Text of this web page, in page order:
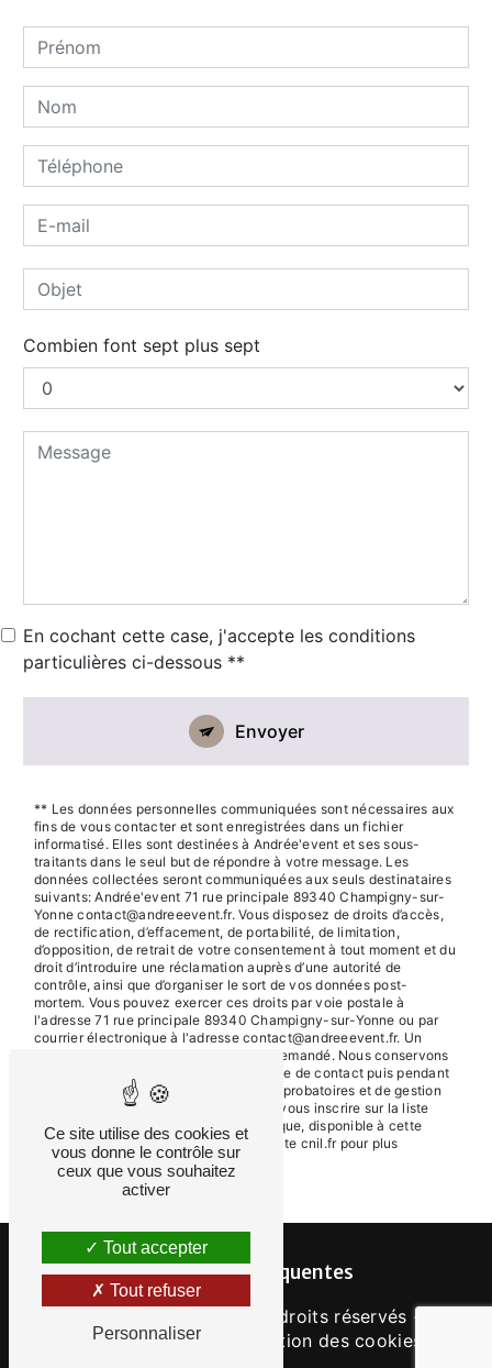
Combien font sept plus sept
En cochant cette case, j'accepte les conditions
particulières ci-dessous **
Envoyer
** Les données personnelles communiquées sont nécessaires aux
fins de vous contacter et sont enregistrées dans un fichier
informatisé. Elles sont destinées à Andrée'event et ses sous-
traitants dans le seul but de répondre à votre message. Les
données collectées seront communiquées aux seuls destinataires
suivants: Andrée'event 71 rue principale 89340 Champigny-sur-
Yonne contact@andreeevent.fr. Vous disposez de droits d’accès,
de rectification, d’effacement, de portabilité, de limitation,
d’opposition, de retrait de votre consentement à tout moment et du
droit d’introduire une réclamation auprès d’une autorité de
contrôle, ainsi que d’organiser le sort de vos données post-
mortem. Vous pouvez exercer ces droits par voie postale à
l'adresse 71 rue principale 89340 Champigny-sur-Yonne ou par
courrier électronique à l'adresse contact@andreeevent.fr. Un
justificatif d'identité pourra vous être demandé. Nous conservons
vos données pendant la période de prise de contact puis pendant
la durée de prescription légale aux fins probatoires et de gestion
des contentieux. Vous avez le droit de vous inscrire sur la liste
d'opposition au démarchage téléphonique, disponible à cette
adresse:Bloctel.gouv.fr. Consultez le site cnil.fr pour plus
d’informations sur vos droits.
Recherches fréquentes
- 2026 - Tous droits réservés -
Mentions légales
Gestion des cookies
Ce site utilise des cookies et
vous donne le contrôle sur
ceux que vous souhaitez
activer
Tout accepter
Tout refuser
Personnaliser